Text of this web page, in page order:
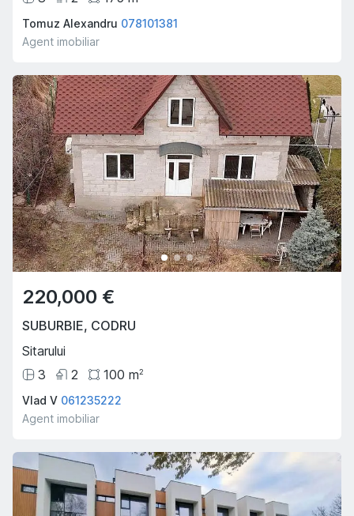
Tomuz Alexandru 078101381
Agent imobiliar
220,000 €
SUBURBIE, CODRU
Sitarului
3
2 100 m2
Vlad V 061235222
Agent imobiliar